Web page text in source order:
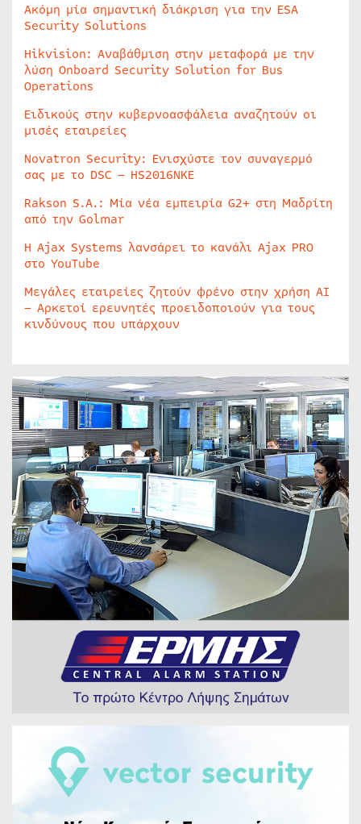
Ακόμη μία σημαντική διάκριση για την ESA
Security Solutions
Hikvision: Αναβάθμιση στην μεταφορά με την
λύση Onboard Security Solution for Bus
Operations
Ειδικούς στην κυβερνοασφάλεια αναζητούν οι
μισές εταιρείες
Novatron Security: Ενισχύστε τον συναγερμό
σας με το DSC – HS2016NKE
Rakson S.A.: Μία νέα εμπειρία G2+ στη Μαδρίτη
από την Golmar
Η Ajax Systems λανσάρει το κανάλι Ajax PRO
στο YouTube
Μεγάλες εταιρείες ζητούν φρένο στην χρήση AI
– Αρκετοί ερευνητές προειδοποιούν για τους
κινδύνους που υπάρχουν